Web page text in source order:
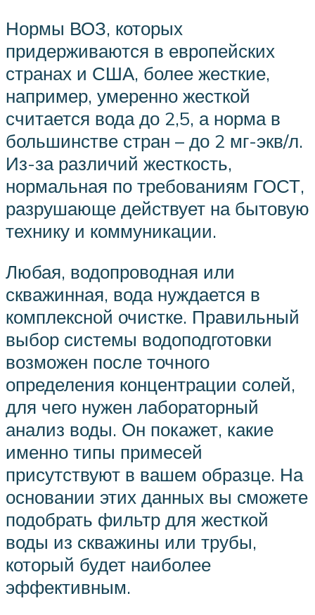
Нормы ВОЗ, которых
придерживаются в европейских
странах и США, более жесткие,
например, умеренно жесткой
считается вода до 2,5, а норма в
большинстве стран – до 2 мг-экв/л.
Из-за различий жесткость,
нормальная по требованиям ГОСТ,
разрушающе действует на бытовую
технику и коммуникации.
Любая, водопроводная или
скважинная, вода нуждается в
комплексной очистке. Правильный
выбор системы водоподготовки
возможен после точного
определения концентрации солей,
для чего нужен лабораторный
анализ воды. Он покажет, какие
именно типы примесей
присутствуют в вашем образце. На
основании этих данных вы сможете
подобрать фильтр для жесткой
воды из скважины или трубы,
который будет наиболее
эффективным.